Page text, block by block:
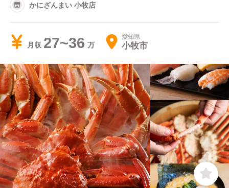
かにざんまい 小牧店
月収 27~36 愛知県
小牧市